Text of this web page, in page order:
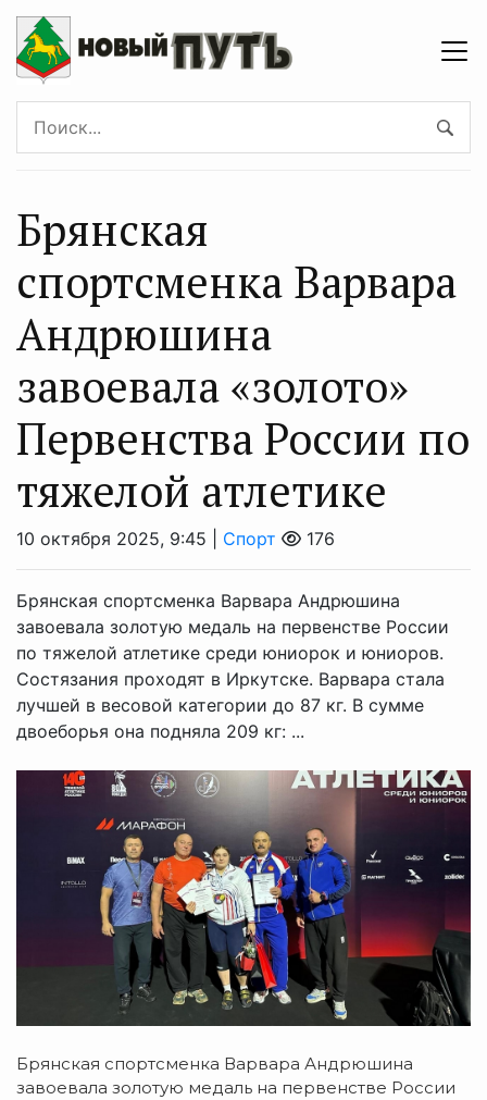
Брянская
спортсменка Варвара
Андрюшина
завоевала «золото»
Первенства России по
тяжелой атлетике
10 октября 2025, 9:45 | Спорт 176
Брянская спортсменка Варвара Андрюшина
завоевала золотую медаль на первенстве России
по тяжелой атлетике среди юниорок и юниоров.
Состязания проходят в Иркутске. Варвара стала
лучшей в весовой категории до 87 кг. В сумме
двоеборья она подняла 209 кг: ...
Брянская спортсменка Варвара Андрюшина
завоевала золотую медаль на первенстве России